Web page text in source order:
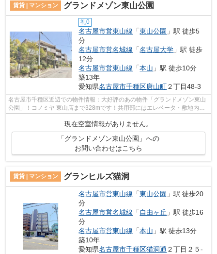
賃貸 | マンション グランドメゾン東山公園
礼0
名古屋市営東山線 「東山公園 」駅 徒歩5
分
名古屋市営名城線 「名古屋大学 」駅 徒歩
12分
名古屋市営東山線 「本山 」駅 徒歩10分
築13年
愛知県名古屋市千種区唐山町２丁目48-3
名古屋市千種区近辺での物件情報：大好評のあの物件「グランドメゾン東山
公園」！コノミヤ 東山店まで328mです！共用部にはエレベータ・敷地内ご
現在空室情報がありません。
「グランドメゾン東山公園」への
お問い合わせはこちら
賃貸 | マンション グランヒルズ猫洞
名古屋市営東山線 「東山公園 」駅 徒歩20
分
名古屋市営名城線 「 自由ヶ丘 」駅 徒歩16
分
名古屋市営東山線 「本山 」駅 徒歩13分
築10年
愛知県名古屋市千種区猫洞通 ２丁目２５-